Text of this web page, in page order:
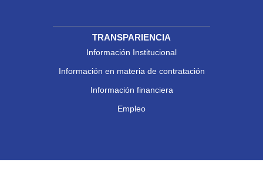
TRANSPARIENCIA
Información Institucional
Información en materia de contratación
Información financiera
Empleo